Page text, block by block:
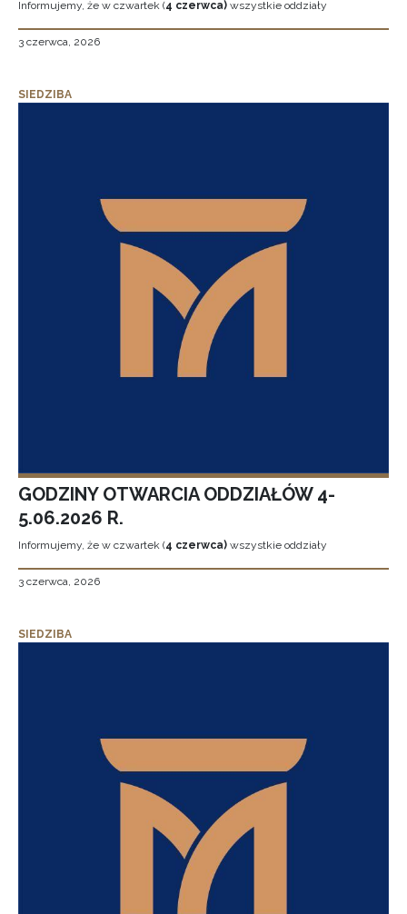
Informujemy, że w czwartek (4 czerwca) wszystkie oddziały
3 czerwca, 2026
SIEDZIBA
GODZINY OTWARCIA ODDZIAŁÓW 4-
5.06.2026 R.
Informujemy, że w czwartek (4 czerwca) wszystkie oddziały
3 czerwca, 2026
SIEDZIBA